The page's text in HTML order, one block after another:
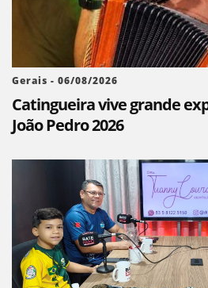
Gerais - 06/08/2026
Catingueira vive grande
João Pedro 2026